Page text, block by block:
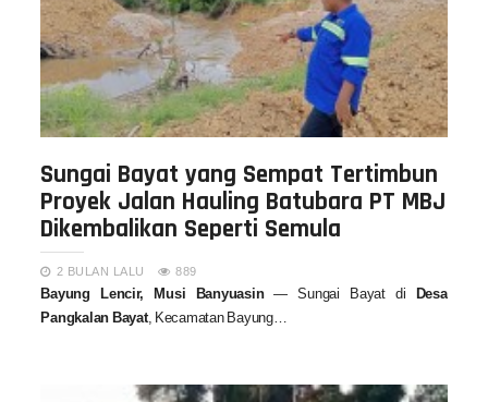
Sungai Bayat yang Sempat Tertimbun
Proyek Jalan Hauling Batubara PT MBJ
Dikembalikan Seperti Semula
2 BULAN LALU 889
Bayung Lencir, Musi Banyuasin— Sungai Bayat di
Desa
Pangkalan Bayat, Kecamatan Bayung…